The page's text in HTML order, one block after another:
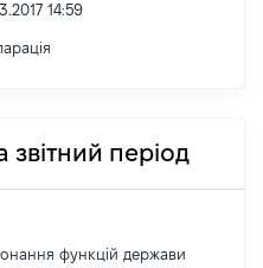
14:59
звітний період
функцій держави